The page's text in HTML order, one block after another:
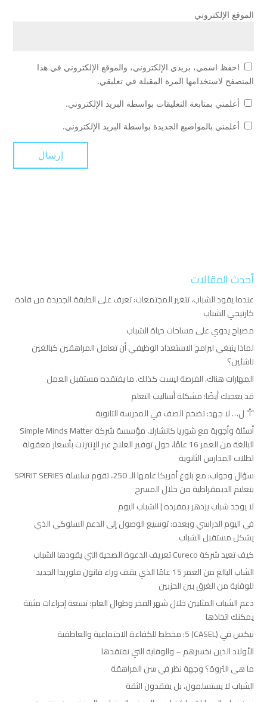
الموقع الإلكتروني
احفظ اسمي، بريدي الإلكتروني، والموقع الإلكتروني في هذا
المتصفح لاستخدامها المرة المقبلة في تعليقي.
أعلمني بمتابعة التعليقات بواسطة البريد الإلكتروني.
أعلمني بالمواضيع الجديدة بواسطة البريد الإلكتروني.
أحدث المقالات
عندما يقود الشباب، تتغير المجتمعات: تعرف على الطبقة الجديدة من قادة
كارنيجي الشباب
مصباح يدوي على مساحات حياة الشباب
لماذا ينبغي لبرامج الاستعداد الوظيفي أن تعامل المراهقين كبالغين
ناشئين؟
المهارات هناك. الفرصة ليست كذلك. ما يفتقده مستقبل العمل
قد يعجبك أيضًا: مشكلة أساليب التعلم
“أ” ل… لا جهد: تضخم الصف في المدرسة الثانوية
أسئلة وأجوبة مع شوريا كانشارلا، مؤسسة شركة Simple Minds Matter
البالغة من العمر 16 عامًا، حول توفير العلاج عبر الإنترنت بأسعار معقولة
لطلاب المدارس الثانوية
سؤال وجواب: مع بلوغ أمريكا عامها الـ 250، تقوم سلسلة SPIRIT SERIES
بتعليم الديمقراطية من خلال المسرح
لا يوجد شباب يزدهر بمفرده | الشباب اليوم
في اليوم الدراسي وبعده: توسيع الوصول إلى الدعم السلوكي الذي
يشكل مستقبل الشباب
كيف تعيد شركة Cureco تعريف الدعوة الصحية التي يقودها الشباب
الشاب البالغ من العمر 15 عامًا الذي يقف وراء قانون فلوريدا الجديد
للوقاية من الغرق بين الحزبين
دعم الشباب المثليين خلال شهر الفخر وطوال العام: تسعة إجراءات مثبتة
يمكنك اتخاذها
نيكس في (CASEL) 5: مخطط للكفاءة الاجتماعية والعاطفية
الأولاد الذين نخسرهم – والوقاية التي نفتقدها
ما هي الثروة؟ وجهة نظر في سن المراهقة
الشباب لا يستسلمون، بل يفقدون الثقة